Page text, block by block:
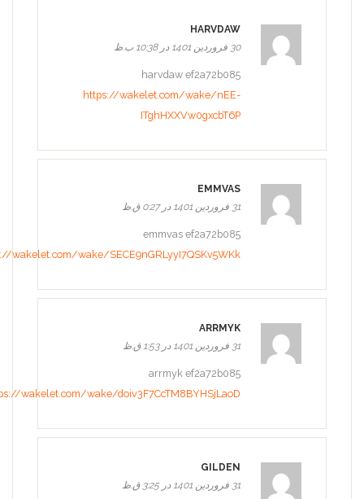
HARVDAW
30 فروردین 1401 در 10:38 ب.ظ
harvdaw ef2a72b085
https://wakelet.com/wake/nEE-
ITghHXXVw0gxcbT6P
EMMVAS
31 فروردین 1401 در 0:27 ق.ظ
emmvas ef2a72b085
wakelet.com/wake/SECE9nGRLyyI7QSKv5WKk
ARRMYK
31 فروردین 1401 در 1:53 ق.ظ
arrmyk ef2a72b085
wakelet.com/wake/doiv3F7CcTM8BYHSjLaoD
GILDEN
31 فروردین 1401 در 3:25 ق.ظ